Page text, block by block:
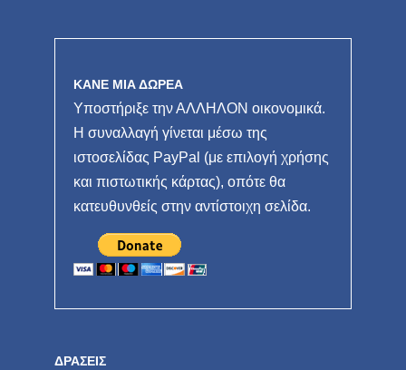
ΚΑΝΕ ΜΙΑ ΔΩΡΕΑ
Υποστήριξε την ΑΛΛΗΛΟΝ οικονομικά.
Η συναλλαγή γίνεται μέσω της
ιστοσελίδας PayPal (με επιλογή χρήσης
και πιστωτικής κάρτας), οπότε θα
κατευθυνθείς στην αντίστοιχη σελίδα.
ΔΡΆΣΕΙΣ